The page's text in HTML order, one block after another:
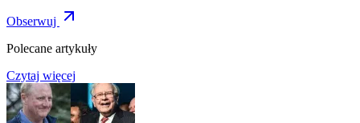
Obserwuj
Polecane artykuły
Czytaj więcej